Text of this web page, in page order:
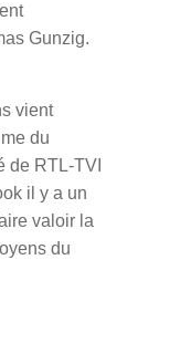
Gunzig.
vient
du
de RTL-TVI
il y a un
valoir la
du